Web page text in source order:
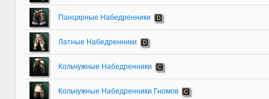
Панцирные Набедренники
Латные Набедренники
Кольчужные Набедренники
Кольчужные Набедренники Гномов